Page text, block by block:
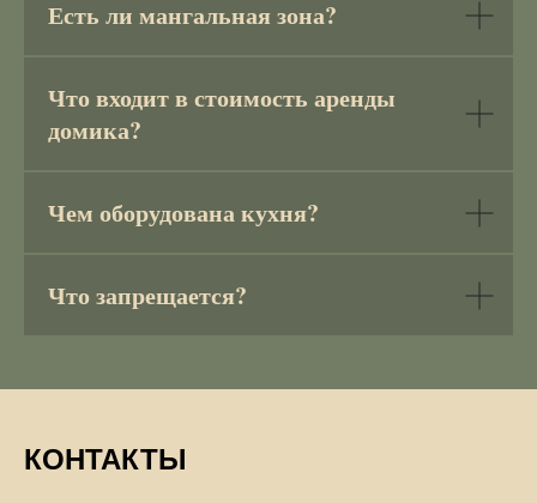
Есть ли мангальная зона?
Что входит в стоимость аренды
домика?
Чем оборудована кухня?
Что запрещается?
КОНТАКТЫ